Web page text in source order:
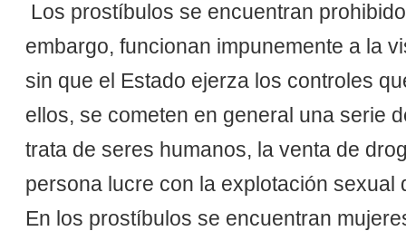
Los prostíbulos se encuentran
embargo, funcionan impunemente a la
sin que el Estado ejerza los controles
ellos, se cometen en general una serie
trata de seres humanos, la venta de
persona lucre con la explotación sexual
En los prostíbulos se encuentran